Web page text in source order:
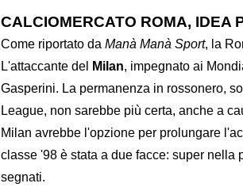
CALCIOMERCATO ROMA, IDEA
Come riportato da Manà Manà Sport, la
L'attaccante del
Milan, impegnato ai
Gasperini. La permanenza in rossonero,
League, non sarebbe più certa, anche a
Milan avrebbe l'opzione per prolungare
classe '98 è stata a due facce: super nella
segnati.